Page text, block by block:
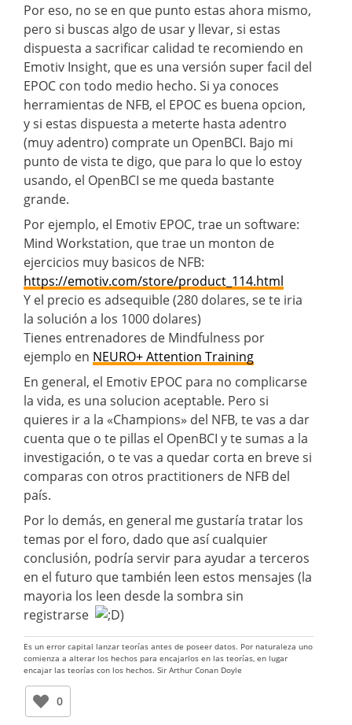
Por eso, no se en que punto estas ahora mismo,
pero si buscas algo de usar y llevar, si estas
dispuesta a sacrificar calidad te recomiendo en
Emotiv Insight, que es una versión super facil del
EPOC con todo medio hecho. Si ya conoces
herramientas de NFB, el EPOC es buena opcion,
y si estas dispuesta a meterte hasta adentro
(muy adentro) comprate un OpenBCI. Bajo mi
punto de vista te digo, que para lo que lo estoy
usando, el OpenBCI se me queda bastante
grande.
Por ejemplo, el Emotiv EPOC, trae un software:
Mind Workstation, que trae un monton de
ejercicios muy basicos de NFB:
https://emotiv.com/store/product_114.html
Y el precio es adsequible (280 dolares, se te iria
la solución a los 1000 dolares)
Tienes entrenadores de Mindfulness por
ejemplo en NEURO+ Attention Training
En general, el Emotiv EPOC para no complicarse
la vida, es una solucion aceptable. Pero si
quieres ir a la «Champions» del NFB, te vas a dar
cuenta que o te pillas el OpenBCI y te sumas a la
investigación, o te vas a quedar corta en breve si
comparas con otros practitioners de NFB del
país.
Por lo demás, en general me gustaría tratar los
temas por el foro, dado que así cualquier
conclusión, podría servir para ayudar a terceros
en el futuro que también leen estos mensajes (la
mayoria los leen desde la sombra sin
registrarse
)
Es un error capital lanzar teorías antes de poseer datos. Por naturaleza uno
comienza a alterar los hechos para encajarlos en las teorías, en lugar
encajar las teorías con los hechos. Sir Arthur Conan Doyle
0